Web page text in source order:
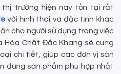
thị trường hiện nay tồn tại rất
với hình thái và đặc tính khác
cho người sử dụng trong việc
Hóa Chất Đắc Khang sẽ cung
chi tiết, giúp các đơn vị sản
đúng sản phẩm phù hợp nhất